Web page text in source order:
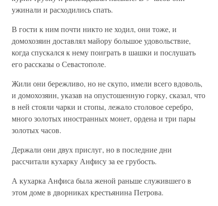
ужинали и расходились спать.
В гости к ним почти никто не ходил, они тоже, и
домохозяин доставлял майору большое удовольствие,
когда спускался к нему поиграть в шашки и послушать
его рассказы о Севастополе.
Жили они бережливо, но не скупо, имели всего вдоволь,
и домохозяин, указав на опустошенную горку, сказал, что
в ней стояли чарки и стопы, лежало столовое серебро,
много золотых иностранных монет, ордена и три пары
золотых часов.
Держали они двух прислуг, но в последние дни
рассчитали кухарку Анфису за ее грубость.
А кухарка Анфиса была женой раньше служившего в
этом доме в дворниках крестьянина Петрова.